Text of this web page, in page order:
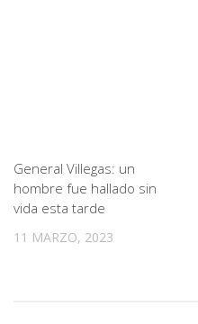
General Villegas: un
hombre fue hallado sin
vida esta tarde
11 MARZO, 2023